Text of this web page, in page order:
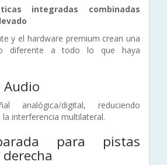
integradas combinadas
y el hardware premium crean una
diferente a todo lo que haya
Audio
analógica/digital, reduciendo
interferencia multilateral.
para pistas